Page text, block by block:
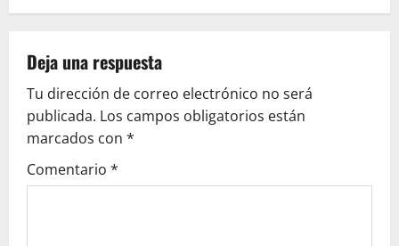
a
c
i
ó
Deja una respuesta
Tu dirección de correo electrónico no será
publicada. Los campos obligatorios están
marcados con *
Comentario *